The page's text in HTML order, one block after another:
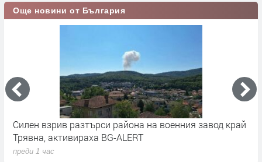
Още новини от България
Силен взрив разтърси района на военния завод край
Трявна, активираха BG-ALERT
преди 1 час